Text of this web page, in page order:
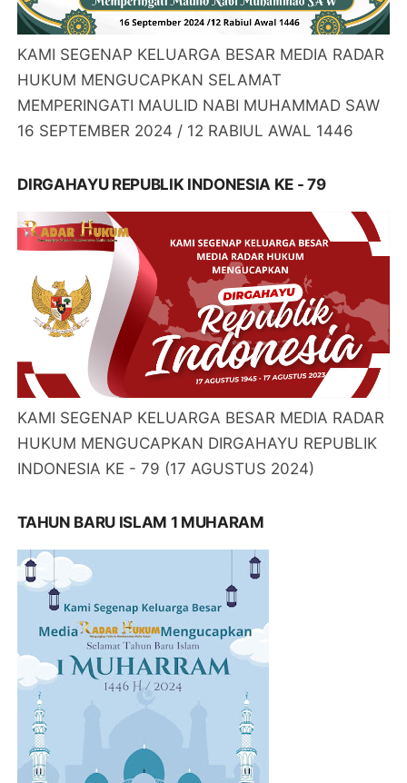
KAMI SEGENAP KELUARGA BESAR MEDIA RADAR
HUKUM MENGUCAPKAN SELAMAT
MEMPERINGATI MAULID NABI MUHAMMAD SAW
16 SEPTEMBER 2024 / 12 RABIUL AWAL 1446
DIRGAHAYU REPUBLIK INDONESIA KE - 79
KAMI SEGENAP KELUARGA BESAR MEDIA RADAR
HUKUM MENGUCAPKAN DIRGAHAYU REPUBLIK
INDONESIA KE - 79 (17 AGUSTUS 2024)
TAHUN BARU ISLAM 1 MUHARAM